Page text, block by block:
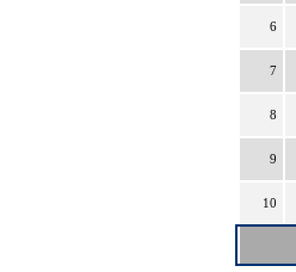
6
7
8
9
10